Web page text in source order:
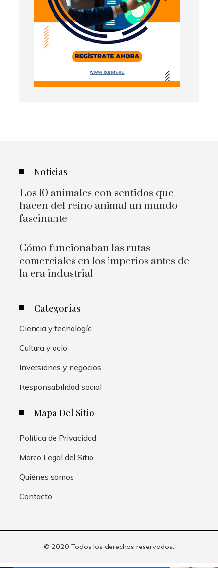
Noticias
Los 10 animales con sentidos que
hacen del reino animal un mundo
fascinante
Cómo funcionaban las rutas
comerciales en los imperios antes de
la era industrial
Categorías
Ciencia y tecnología
Cultura y ocio
Inversiones y negocios
Responsabilidad social
Mapa Del Sitio
Política de Privacidad
Marco Legal del Sitio
Quiénes somos
Contacto
© 2020 Todos los derechos reservados.